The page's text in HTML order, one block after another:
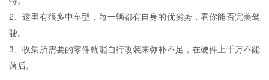
2、这里有很多中车型，每一辆都有自身的优劣势，看你能否完美驾
驶。
3、收集所需要的零件就能自行改装来弥补不足，在硬件上千万不能
落后。